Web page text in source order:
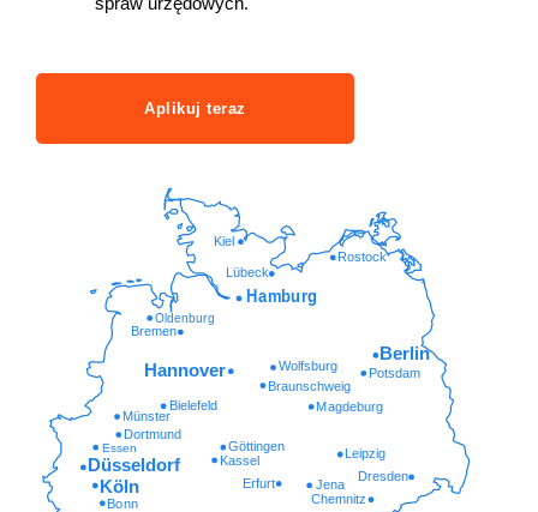
Aplikuj teraz
Chemnitz
Bonn
Erfurt Jena
Dresden
Kassel
Göttingen
Essen
Dortmund
Münster
Magdeburg
Bielefeld
Braunschweig
Potsdam
Wolfsburg
Oldenburg
Lübeck
Rostock
Kiel
Köln
Düsseldorf
Leipzig
Hannover
Berlin
Bremen
Hamburg